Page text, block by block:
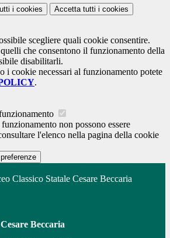
i cookies Accetta tutti i cookies
scegliere quali cookie consentire.
che consentono il funzionamento della
disabilitarli.
i cookie necessari al funzionamento potete
.
non possono essere
l'elenco nella pagina della cookie
Classico Statale Cesare Beccaria
Beccaria